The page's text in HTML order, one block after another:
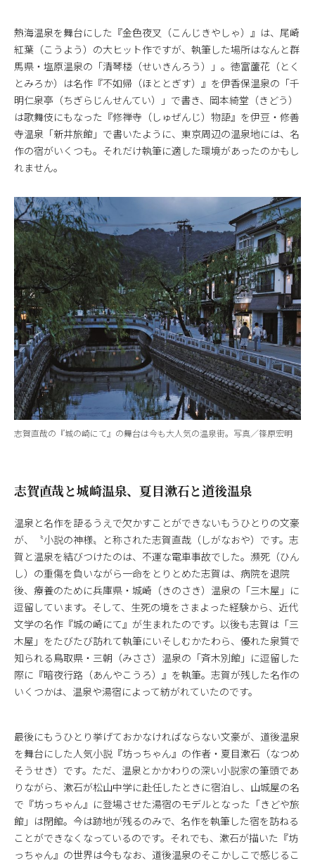
熱海温泉を舞台にした『金色夜叉（こんじきやしゃ）』は、尾崎
紅葉（こうよう）の大ヒット作ですが、執筆した場所はなんと群
馬県・塩原温泉の「清琴楼（せいきんろう）」。徳富蘆花（とく
とみろか）は名作『不如帰（ほととぎす）』を伊香保温泉の「千
明仁泉亭（ちぎらじんせんてい）」で書き、岡本綺堂（きどう）
は歌舞伎にもなった『修禅寺（しゅぜんじ）物語』を伊豆・修善
寺温泉「新井旅館」で書いたように、東京周辺の温泉地には、名
作の宿がいくつも。それだけ執筆に適した環境があったのかもし
れません。
志賀直哉の『城の崎にて』の舞台は今も大人気の温泉街。写真／篠原宏明
志賀直哉と城崎温泉、夏目漱石と道後温泉
温泉と名作を語るうえで欠かすことができないもうひとりの文豪
が、〝小説の神様〟と称された志賀直哉（しがなおや）です。志
賀と温泉を結びつけたのは、不運な電車事故でした。瀕死（ひん
し）の重傷を負いながら一命をとりとめた志賀は、病院を退院
後、療養のために兵庫県・城崎（きのさき）温泉の「三木屋」に
逗留しています。そして、生死の境をさまよった経験から、近代
文学の名作『城の崎にて』が生まれたのです。以後も志賀は「三
木屋」をたびたび訪れて執筆にいそしむかたわら、優れた泉質で
知られる鳥取県・三朝（みささ）温泉の「斉木別館」に逗留した
際に『暗夜行路（あんやこうろ）』を執筆。志賀が残した名作の
いくつかは、温泉や湯宿によって紡がれていたのです。
最後にもうひとり挙げておかなければならない文豪が、道後温泉
を舞台にした人気小説『坊っちゃん』の作者・夏目漱石（なつめ
そうせき）です。ただ、温泉とかかわりの深い小説家の筆頭であ
りながら、漱石が松山中学に赴任したときに宿泊し、山城屋の名
で『坊っちゃん』に登場させた湯宿のモデルとなった「きどや旅
館」は閉館。今は跡地が残るのみで、名作を執筆した宿を訪ねる
ことができなくなっているのです。それでも、漱石が描いた『坊
っちゃん』の世界は今もなお、道後温泉のそこかしこで感じるこ